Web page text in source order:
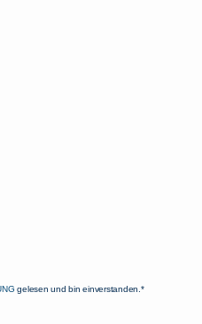
gelesen und bin einverstanden.*